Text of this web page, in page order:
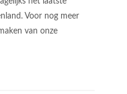
Voor nog meer
van onze